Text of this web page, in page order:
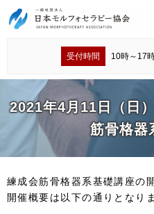
受付時間 10時～17
2021年4月11日（日
筋骨格器
練成会筋骨格器系基礎講座の
開催概要は以下の通りとなり